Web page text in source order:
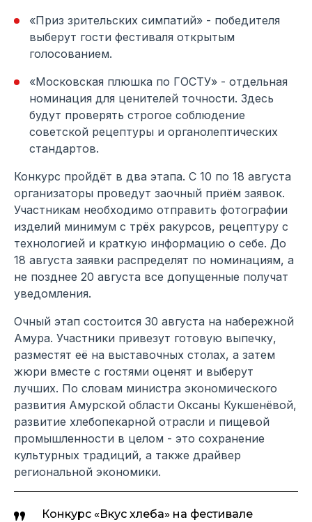
«Приз зрительских симпатий» - победителя
выберут гости фестиваля открытым
голосованием.
«Московская плюшка по ГОСТУ» - отдельная
номинация для ценителей точности. Здесь
будут проверять строгое соблюдение
советской рецептуры и органолептических
стандартов.
Конкурс пройдёт в два этапа. С 10 по 18 августа
организаторы проведут заочный приём заявок.
Участникам необходимо отправить фотографии
изделий минимум с трёх ракурсов, рецептуру с
технологией и краткую информацию о себе. До
18 августа заявки распределят по номинациям, а
не позднее 20 августа все допущенные получат
уведомления.
Очный этап состоится 30 августа на набережной
Амура. Участники привезут готовую выпечку,
разместят её на выставочных столах, а затем
жюри вместе с гостями оценят и выберут
лучших. По словам министра экономического
развития Амурской области Оксаны Кукшенёвой,
развитие хлебопекарной отрасли и пищевой
промышленности в целом - это сохранение
культурных традиций, а также драйвер
региональной экономики.
Конкурс «Вкус хлеба» на фестивале